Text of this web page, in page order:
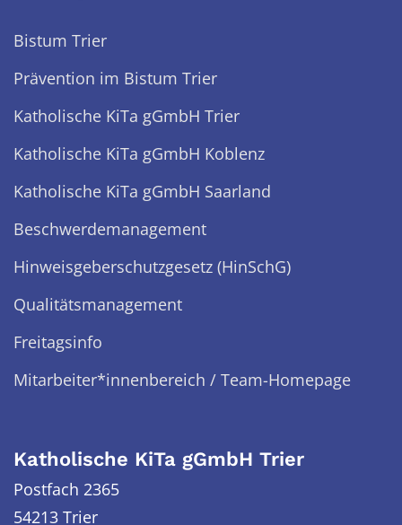
Bistum Trier
Prävention im Bistum Trier
Katholische KiTa gGmbH Trier
Katholische KiTa gGmbH Koblenz
Katholische KiTa gGmbH Saarland
Beschwerdemanagement
Hinweisgeberschutzgesetz (HinSchG)
Qualitätsmanagement
Freitagsinfo
Mitarbeiter*innenbereich / Team-Homepage
Katholische KiTa gGmbH Trier
Postfach 2365
54213 Trier